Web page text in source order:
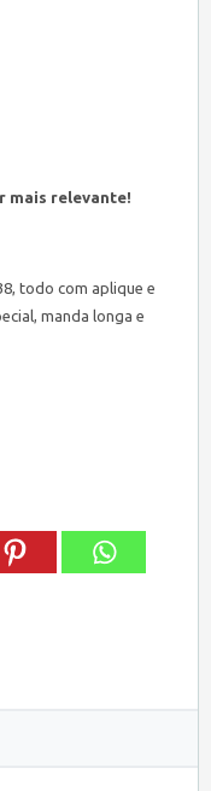
mais relevante!
todo com aplique e
manda longa e